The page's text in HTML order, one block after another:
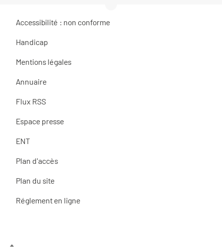
Accessibilité : non conforme
Handicap
Mentions légales
Annuaire
Flux RSS
Espace presse
ENT
Plan d'accès
Plan du site
Réglement en ligne